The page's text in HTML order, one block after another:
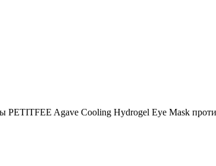
PETITFEE Agave Cooling Hydrogel Eye Mask